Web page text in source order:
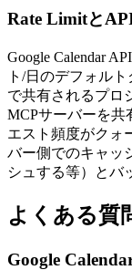
Rate Limitと
Google Calendar
ト/日のデフォル
で共有されるプロ
MCPサーバーを共
エスト頻度がクォ
バー側でのキャッ
シュする等）とバ
よくある質
Google